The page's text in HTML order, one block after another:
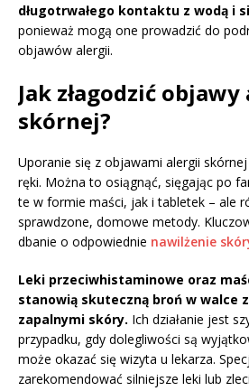
długotrwałego kontaktu z wodą i
ponieważ mogą one prowadzić do
objawów alergii.
Jak złagodzić
skórnej?
Uporanie się z objawami alergii
ręki. Można to osiągnąć, sięgając po
te w formie maści, jak i tabletek – ale
sprawdzone, domowe metody.
dbanie o odpowiednie nawilżenie
Leki przeciwhistaminowe oraz
stanowią skuteczną broń w walce
zapalnymi skóry. Ich działanie jest
przypadku, gdy dolegliwości są
może okazać się wizyta u lekarza.
zarekomendować silniejsze leki lub